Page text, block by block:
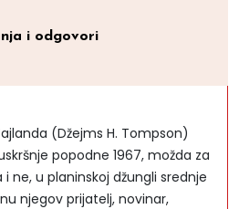
i odgovori
(Džejms H. Tompson)
popodne 1967, možda za
ne, u planinskoj džungli srednje
njegov prijatelj, novinar,